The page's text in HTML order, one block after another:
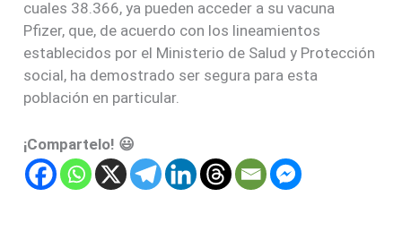
cuales 38.366, ya pueden acceder a su vacuna
Pfizer, que, de acuerdo con los lineamientos
establecidos por el Ministerio de Salud y Protección
social, ha demostrado ser segura para esta
población en particular.
¡Compartelo! 😃